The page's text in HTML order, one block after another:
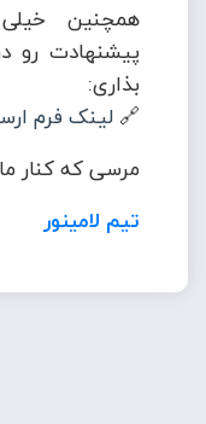
همچنین
پیشنهادت رو
بذاری:
🔗 لینک فرم
مرسی که کنار
تیم لامینور